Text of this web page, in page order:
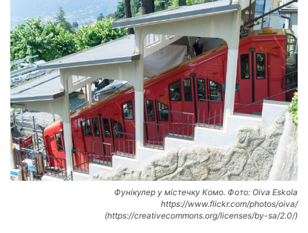
Фунікулер у містечку Комо. Фото: Oiva Eskola
https://www.flickr.com/photos/oiva/
(https://creativecommons.org/licenses/by-sa/2.0/)